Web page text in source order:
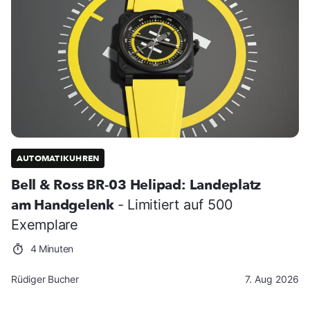
AUTOMATIKUHREN
Bell & Ross BR-03 Helipad: Landeplatz
am Handgelenk - Limitiert auf 500
Exemplare
4 Minuten
Rüdiger Bucher 7. Aug 2026